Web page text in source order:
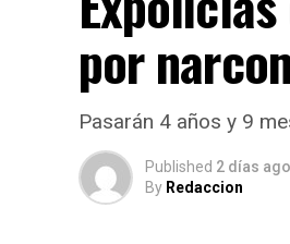
peritaje
Las autoridades
adherencia.
El vehículo
por
Pasarán 4 años y 9
Published 2 días ago
By Redaccion